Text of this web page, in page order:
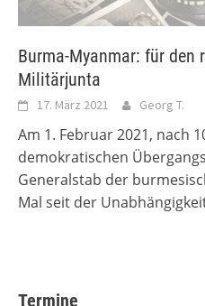
Burma-Myanmar: für den
Militärjunta
17. März 2021 Georg T.
Am 1. Februar 2021, nach
demokratischen
Generalstab der
Mal seit der
Termine